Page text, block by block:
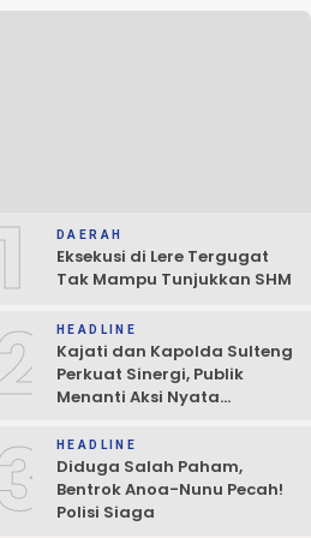
DAERAH
Eksekusi di Lere Tergugat
Tak Mampu Tunjukkan SHM
HEADLINE
Kajati dan Kapolda Sulteng
Perkuat Sinergi, Publik
Menanti Aksi Nyata
HEADLINE
Diduga Salah Paham,
Bentrok Anoa-Nunu Pecah!
Polisi Siaga